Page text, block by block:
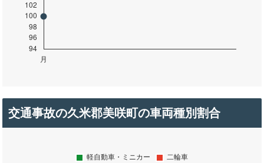
交通事故の久米郡美咲町の車両種別割合